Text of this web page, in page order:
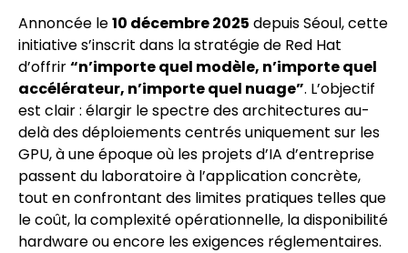
Annoncée le10 décembre 2025 depuis Séoul, cette
initiative s’inscrit dans la stratégie de Red Hat
d’offrir“n’importe quel modèle, n’importe quel
accélérateur, n’importe quel nuage”. L’objectif
est clair : élargir le spectre des architectures au-
delà des déploiements centrés uniquement sur les
GPU, à une époque où les projets d’IA d’entreprise
passent du laboratoire à l’application concrète,
tout en confrontant des limites pratiques telles que
le coût, la complexité opérationnelle, la disponibilité
hardware ou encore les exigences réglementaires.